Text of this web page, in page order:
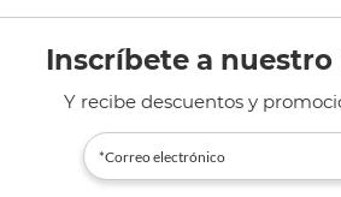
Inscríbete a
Y recibe descuentos y